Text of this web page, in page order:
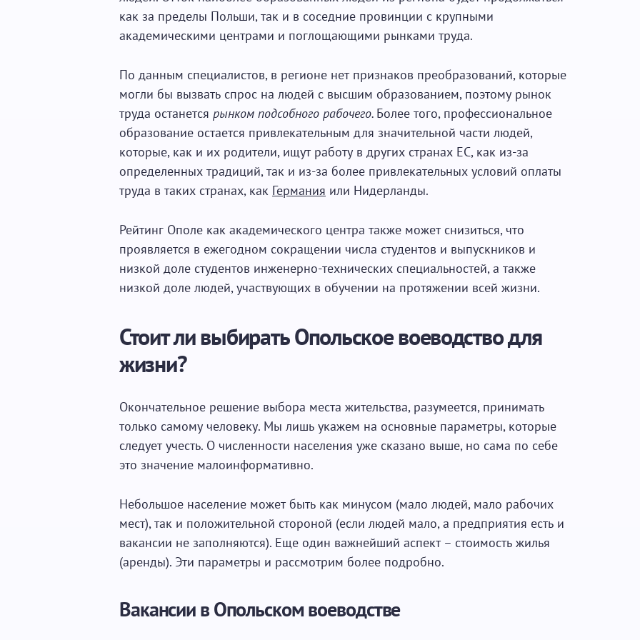
как за пределы Польши, так и в соседние провинции с крупными
академическими центрами и поглощающими рынками труда.
По данным специалистов, в регионе нет признаков преобразований, которые
могли бы вызвать спрос на людей с высшим образованием, поэтому рынок
труда останется рынком подсобного рабочего. Более того, профессиональное
образование остается привлекательным для значительной части людей,
которые, как и их родители, ищут работу в других странах ЕС, как из-за
определенных традиций, так и из-за более привлекательных условий оплаты
труда в таких странах, как Германия или Нидерланды.
Рейтинг Ополе как академического центра также может снизиться, что
проявляется в ежегодном сокращении числа студентов и выпускников и
низкой доле студентов инженерно-технических специальностей, а также
низкой доле людей, участвующих в обучении на протяжении всей жизни.
Стоит ли выбирать Опольское воеводство для
жизни?
Окончательное решение выбора места жительства, разумеется, принимать
только самому человеку. Мы лишь укажем на основные параметры, которые
следует учесть. О численности населения уже сказано выше, но сама по себе
это значение малоинформативно.
Небольшое население может быть как минусом (мало людей, мало рабочих
мест), так и положительной стороной (если людей мало, а предприятия есть и
вакансии не заполняются). Еще один важнейший аспект – стоимость жилья
(аренды). Эти параметры и рассмотрим более подробно.
Вакансии в Опольском воеводстве